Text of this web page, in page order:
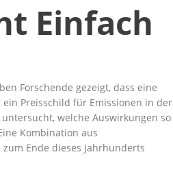
Einfach
Forschende gezeigt, dass eine
Preisschild für Emissionen in der
welche Auswirkungen so
Kombination aus
Ende dieses Jahrhunderts